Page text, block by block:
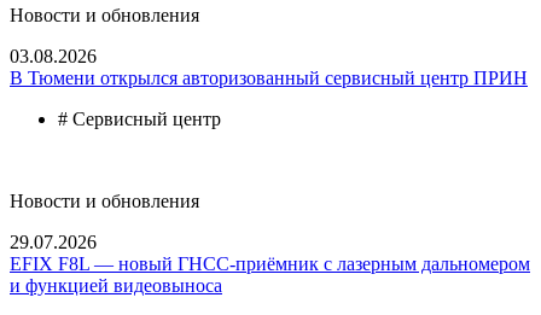
Новости и обновления
03.08.2026
В Тюмени открылся авторизованный сервисный центр ПРИН
# Сервисный центр
Новости и обновления
29.07.2026
EFIX F8L — новый ГНСС-приёмник с лазерным дальномером
и функцией видеовыноса